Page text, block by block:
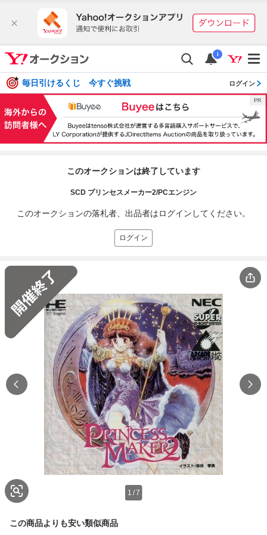
i
毎日引けるくじ 今すぐ挑戦 ログイン
このオークションは終了しています
SCD プリンセスメーカー2/PCエンジン
このオークションの落札者、出品者はログインしてください。
ログイン
1 /7
この商品よりも安い類似商品